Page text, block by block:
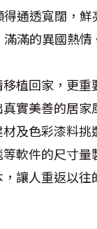
通透寬闊，
滿滿的異國熱情
移植回家，更
實美善的居
及色彩漆料
軟件的尺寸
讓人重返以